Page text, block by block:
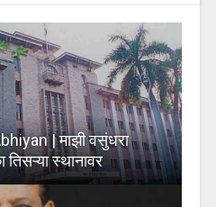
| माझी वसुंधरा
तिसऱ्या स्थानावर